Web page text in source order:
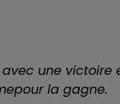
avec une victoire
la gagne.